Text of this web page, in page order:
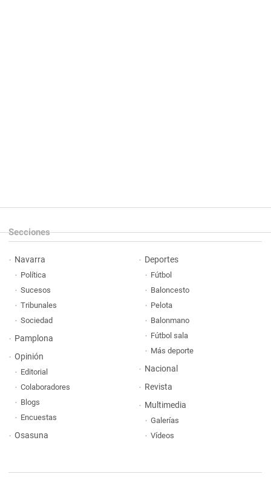
Secciones
Navarra
Política
Sucesos
Tribunales
Sociedad
Pamplona
Opinión
Editorial
Colaboradores
Blogs
Encuestas
Osasuna
Deportes
Fútbol
Baloncesto
Pelota
Balonmano
Fútbol sala
Más deporte
Nacional
Revista
Multimedia
Galerías
Vídeos